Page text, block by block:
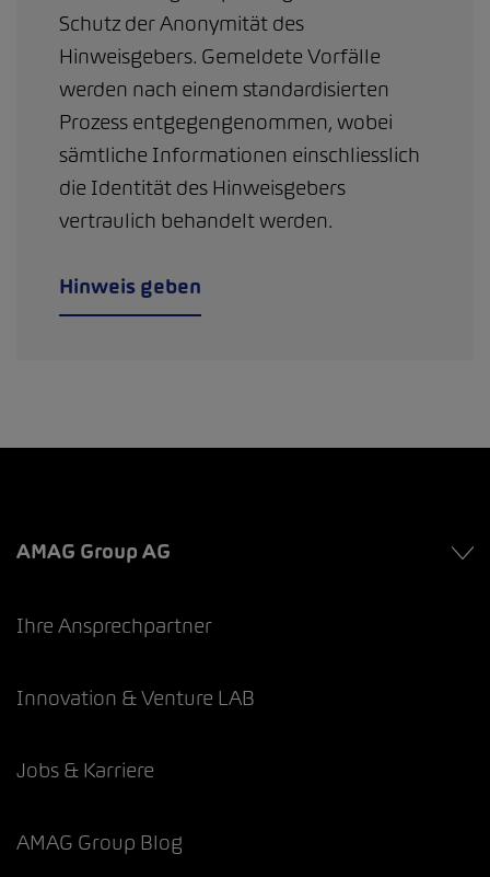
Schutz der Anonymität des
Hinweisgebers. Gemeldete Vorfälle
werden nach einem standardisierten
Prozess entgegengenommen, wobei
sämtliche Informationen einschliesslich
die Identität des Hinweisgebers
vertraulich behandelt werden.
Hinweis geben
AMAG Group AG
Ihre Ansprechpartner
Innovation & Venture LAB
Jobs & Karriere
AMAG Group Blog